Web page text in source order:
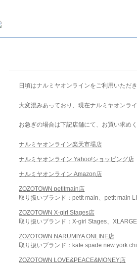
日頃はナルミヤオンラインをご利用いただ
大変混みあっており、現在ナルミヤオンラ
お急ぎの場合は下記店舗にて、お買い求めく
ナルミヤオンライン楽天市場店
ナルミヤオンライン Yahoo!ショッピング店
ナルミヤオンライン Amazon店
ZOZOTOWN petitmain店
取り扱いブランド：petit main、petit main
ZOZOTOWN X-girl Stages店
取り扱いブランド：X-girl Stages、
ZOZOTOWN NARUMIYA ONLINE店
取り扱いブランド：kate spade new york
ZOZOTOWN LOVE&PEACE&MONEY店